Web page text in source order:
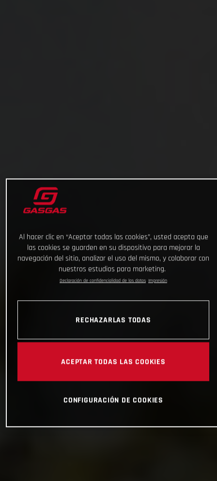
Al hacer clic en “Aceptar todas las cookies”, usted acepta que
las cookies se guarden en su dispositivo para mejorar la
navegación del sitio, analizar el uso del mismo, y colaborar con
nuestros estudios para marketing.
Declaración de confidencialidad de los datos Impresión
RECHAZARLAS TODAS
ACEPTAR TODAS LAS COOKIES
CONFIGURACIÓN DE COOKIES